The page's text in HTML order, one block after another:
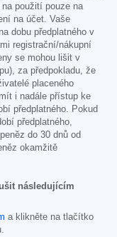
použití pouze na
na účet. Vaše
dobu předplatného v
registrační/nákupní
se mohou lišit v
za předpokladu, že
placeného
i nadále přístup ke
předplatného. Pokud
předplatného,
do 30 dnů od
okamžitě
následujícím
a klikněte na tlačítko